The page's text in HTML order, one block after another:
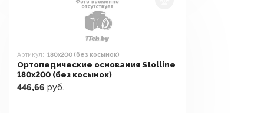
Артикул: 180x200 (без косынок)
Ортопедические основания Stolline
180x200 (без косынок)
446,66 руб.